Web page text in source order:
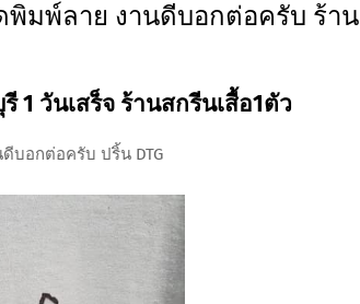
พิมพ์ลาย งานดีบอกต่อครับ ร้าน
1 วันเสร็จ ร้านสกรีนเสื้อ1ตัว
บอกต่อครับ ปริ้น DTG